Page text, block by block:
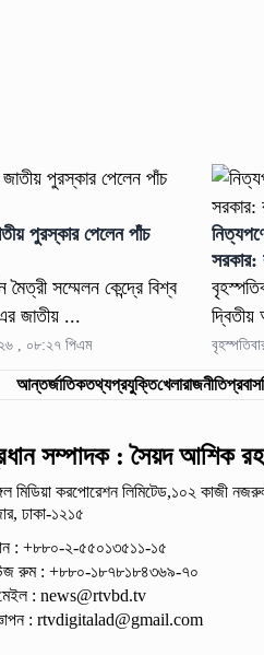
পুরস্কার পেলেন পাঁচ
মৈত্রী সম্মেলন কেন্দ্রে বিশ্ব
জাতীয় ...
, ০৮:২৭ পিএম
সরকার:
আন্তর্জাতিকতথ্যপ্রযুক্তিখেলারাজনীতিপ্রবাস
সম্পাদক : সৈয়দ আশিক
মিডিয়া করপোরেশন লিমিটেড,১০২ কাজী
ঢাকা-১২১৫
: +৮৮০-২-৫৫০১৩৫১১-১৫
রুম : +৮৮০-১৮৭৮১৮৪৩৬৯-৭০
: news@rtvbd.tv
: rtvdigitalad@gmail.com